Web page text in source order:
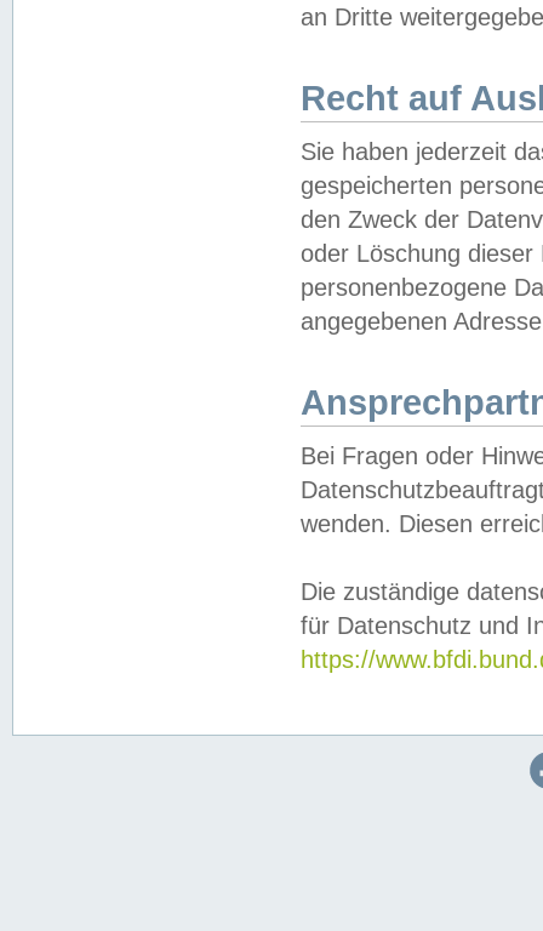
an Dritte
Recht auf
Sie haben jederzeit
gespeicherten
den Zweck der
oder Löschung
personenbezogene
angegebenen
Bei Fragen oder
wenden. Diesen
Die zuständige
für Datenschutz und
https://